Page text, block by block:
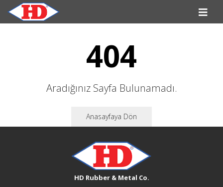
404
Aradığınız Sayfa Bulunamadı.
Anasayfaya Dön
HD Rubber & Metal Co.